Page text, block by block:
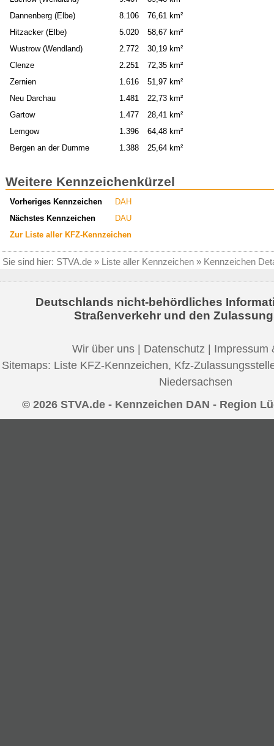
Dannenberg (Elbe)
8.106
76,61 km²
Hitzacker (Elbe)
5.020
58,67 km²
Wustrow (Wendland)
2.772
30,19 km²
Clenze
2.251
72,35 km²
Zernien
1.616
51,97 km²
Neu Darchau
1.481
22,73 km²
Gartow
1.477
28,41 km²
Lemgow
1.396
64,48 km²
Bergen an der Dumme
1.388 25,64 km²
Weitere Kennzeichenkürzel
Vorheriges Kennzeichen
DAH
Nächstes Kennzeichen
DAU
Zur Liste aller KFZ-Kennzeichen
Sie sind hier: STVA.de » Liste aller Kennzeichen » Kennzeichen
Deutschlands nicht-behördliches
Straßenverkehr und den
Wir über uns | Datenschutz | Impressum
Sitemaps: Liste KFZ-Kennzeichen, Kfz-
Niedersachsen
© 2026 STVA.de - Kennzeichen DAN - Region